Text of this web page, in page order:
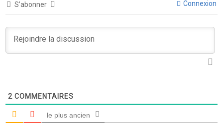
S’abonner Connexion
2 COMMENTAIRES
le plus ancien